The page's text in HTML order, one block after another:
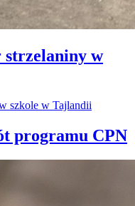
strzelaniny w
programu CPN